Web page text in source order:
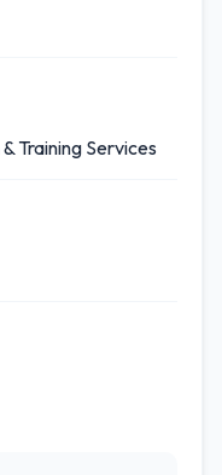
Training Services